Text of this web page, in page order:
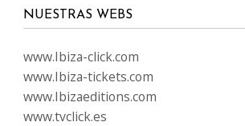
NUESTRAS WEBS
www.Ibiza-click.com
www.Ibiza-tickets.com
www.Ibizaeditions.com
www.tvclick.es